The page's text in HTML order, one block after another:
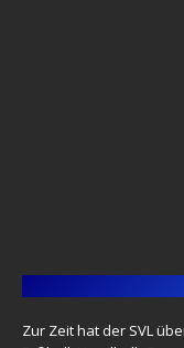
Zur Zeit hat der SVL